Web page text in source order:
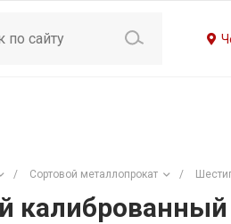
/ Сортовой металлопрокат /